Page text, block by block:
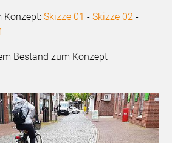
Konzept:Skizze 01 -Skizze 02 -
Bestand zum Konzept